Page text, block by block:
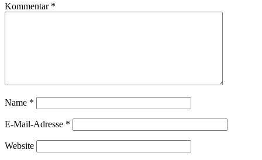
Kommentar *
Name *
E-Mail-Adresse *
Website